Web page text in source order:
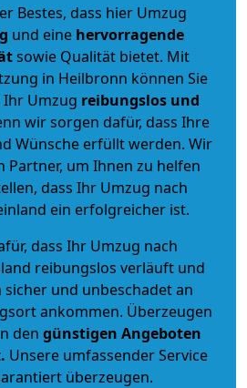
Bestes, dass hier Umzug
und eine hervorragende
sowie Qualität bietet. Mit
in Heilbronn können Sie
Ihr Umzug reibungslos und
wir sorgen dafür, dass Ihre
Wünsche erfüllt werden. Wir
Partner, um Ihnen zu helfen
dass Ihr Umzug nach
ein erfolgreicher ist.
dass Ihr Umzug nach
reibungslos verläuft und
sicher und unbeschadet an
ankommen. Überzeugen
den günstigen Angeboten
. Unsere umfassender Service
überzeugen.